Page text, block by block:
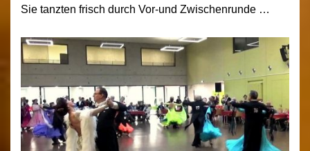
Sie tanzten frisch durch Vor-und Zwischenrunde …